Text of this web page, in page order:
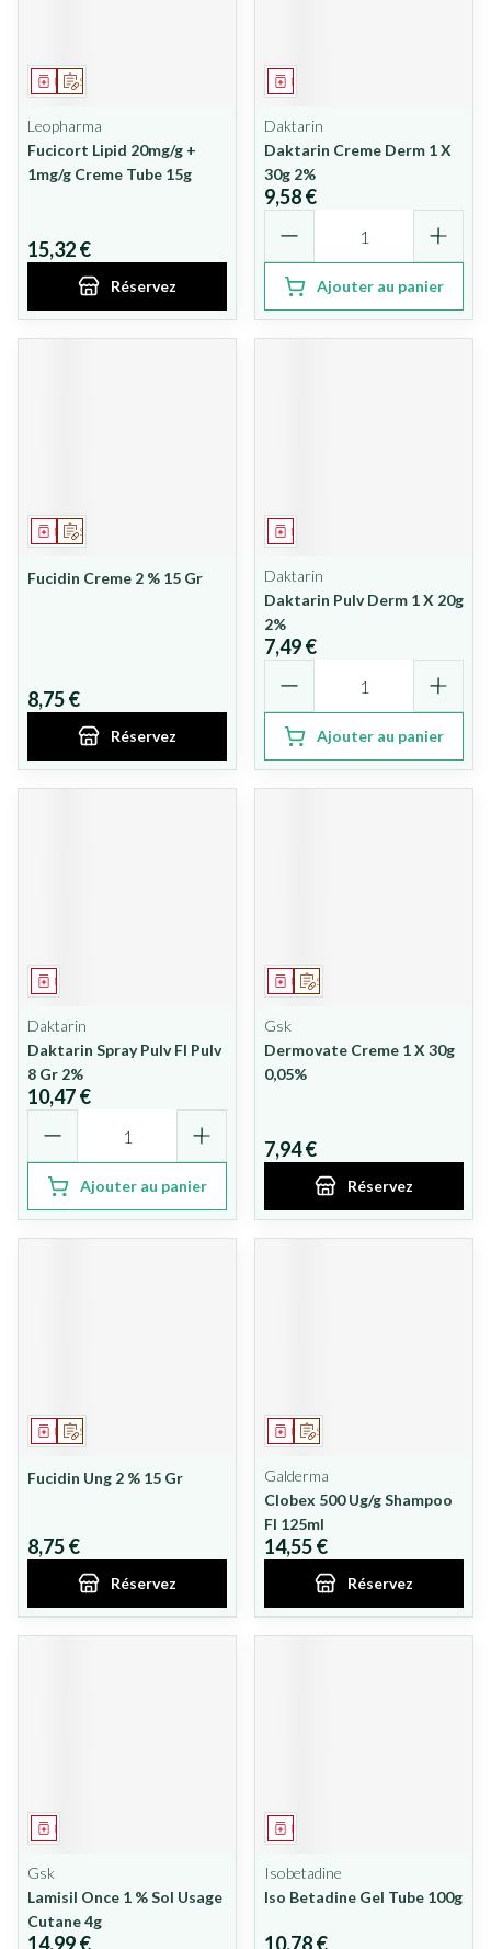
Sur prescription
Médicament
Leopharma
Fucicort Lipid 20mg/g +
1mg/g Creme Tube 15g
15,32 €
Réservez
Médicament
Daktarin
Daktarin Creme Derm 1 X
30g 2%
9,58 €
Ajouter au panier
Sur prescription
Médicament
Fucidin Creme 2 % 15 Gr
8,75 €
Réservez
Médicament
Daktarin
Daktarin Pulv Derm 1 X 20g
2%
7,49 €
Ajouter au panier
Médicament
Daktarin
Daktarin Spray Pulv Fl Pulv
8 Gr 2%
10,47 €
Ajouter au panier
Sur prescription
Médicament
Gsk
Dermovate Creme 1 X 30g
0,05%
7,94 €
Réservez
Sur prescription
Médicament
Fucidin Ung 2 % 15 Gr
8,75 €
Réservez
Sur prescription
Médicament
Galderma
Clobex 500 Ug/g Shampoo
Fl 125ml
14,55 €
Réservez
Médicament
Gsk
Lamisil Once 1 % Sol Usage
Cutane 4g
14,99 €
Médicament
Isobetadine
Iso Betadine Gel Tube 100g
10,78 €